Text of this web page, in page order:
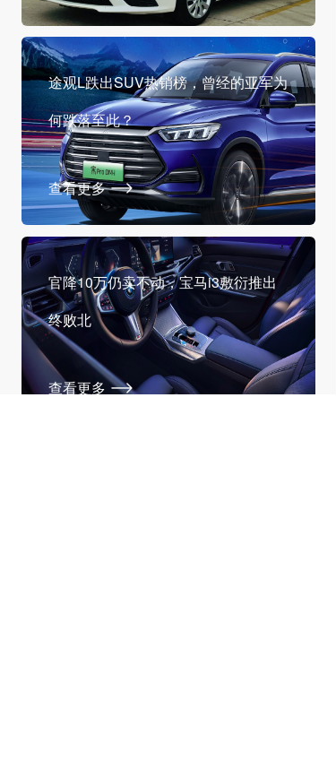
途观L跌出SUV热销榜，曾经的亚军为
何跌落至此？
查看更多
官降10万仍卖不动，宝马i3敷衍推出
终败北
查看更多